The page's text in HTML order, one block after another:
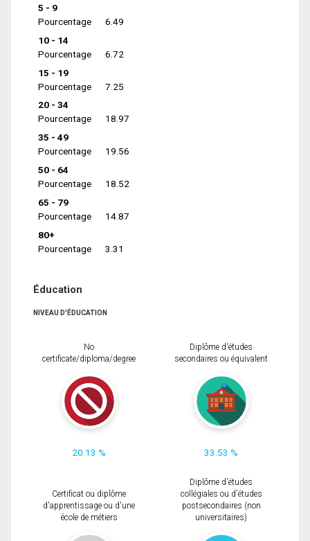
5 - 9
Pourcentage
6.49
10 - 14
Pourcentage
6.72
15 - 19
Pourcentage
7.25
20 - 34
Pourcentage
18.97
35 - 49
Pourcentage
19.56
50 - 64
Pourcentage
18.52
65 - 79
Pourcentage
14.87
80+
Pourcentage
3.31
Éducation
NIVEAU D'ÉDUCATION
No
certificate/diploma/degree
20.13 %
Diplôme d'études
secondaires ou équivalent
33.53 %
Certificat ou diplôme
d'apprentissage ou d'une
école de métiers
Diplôme d'études
collégiales ou d'études
postsecondaires (non
universitaires)